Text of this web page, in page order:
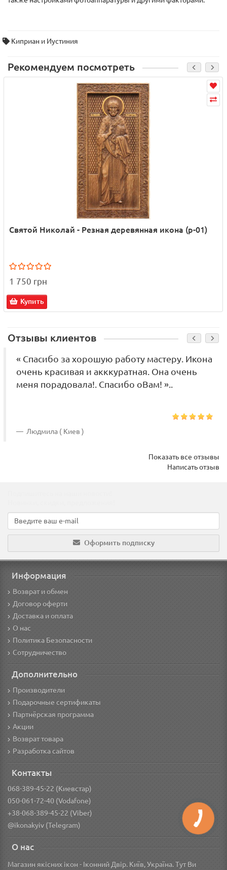
Киприан и Иустиния
Рекомендуем посмотреть
Святой Николай - Резная деревянная икона (р-01)
1 750 грн
Купить
Отзывы клиентов
« Спасибо за хорошую работу мастеру. Икона
очень красивая и акккуратная. Она очень
меня порадовала!. Спасибо оВам! »..
Людмила ( Киев )
Показать все отзывы
Написать отзыв
Оформить подписку
Информация
Возврат и обмен
Договор оферти
Доставка и оплата
О нас
Политика Безопасности
Сотрудничество
Дополнительно
Производители
Подарочные сертификаты
Партнёрская программа
Акции
Возврат товара
Разработка сайтов
Контакты
068-389-45-22 (Киевстар)
050-061-72-40 (Vodafone)
+38-068-389-45-22 (Viber)
@ikonakyiv (Telegram)
О нас
Магазин якісних ікон - Іконний Двір. Київ, Україна. Тут Ви